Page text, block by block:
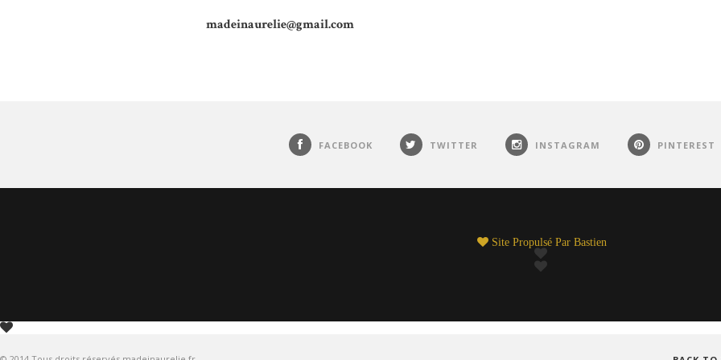
madeinaurelie@gmail.com
FACEBOOK TWITTER INSTAGRAM PINTEREST
Site Propulsé Par Bastien